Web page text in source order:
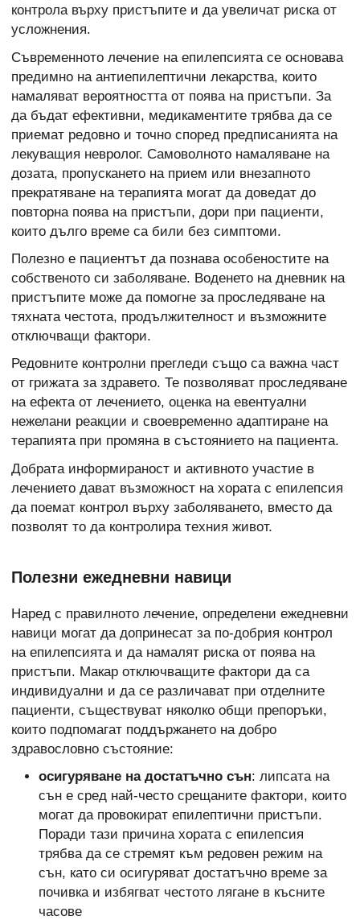
контрола върху пристъпите и да увеличат риска от
усложнения.
Съвременното лечение на епилепсията се основава
предимно на антиепилептични лекарства, които
намаляват вероятността от поява на пристъпи. За
да бъдат ефективни, медикаментите трябва да се
приемат редовно и точно според предписанията на
лекуващия невролог. Самоволното намаляване на
дозата, пропускането на прием или внезапното
прекратяване на терапията могат да доведат до
повторна поява на пристъпи, дори при пациенти,
които дълго време са били без симптоми.
Полезно е пациентът да познава особеностите на
собственото си заболяване. Воденето на дневник на
пристъпите може да помогне за проследяване на
тяхната честота, продължителност и възможните
отключващи фактори.
Редовните контролни прегледи също са важна част
от грижата за здравето. Те позволяват проследяване
на ефекта от лечението, оценка на евентуални
нежелани реакции и своевременно адаптиране на
терапията при промяна в състоянието на пациента.
Добрата информираност и активното участие в
лечението дават възможност на хората с епилепсия
да поемат контрол върху заболяването, вместо да
позволят то да контролира техния живот.
Полезни ежедневни навици
Наред с правилното лечение, определени ежедневни
навици могат да допринесат за по-добрия контрол
на епилепсията и да намалят риска от поява на
пристъпи. Макар отключващите фактори да са
индивидуални и да се различават при отделните
пациенти, съществуват няколко общи препоръки,
които подпомагат поддържането на добро
здравословно състояние:
осигуряване на достатъчно сън: липсата на
сън е сред най-често срещаните фактори, които
могат да провокират епилептични пристъпи.
Поради тази причина хората с епилепсия
трябва да се стремят към редовен режим на
сън, като си осигуряват достатъчно време за
почивка и избягват честото лягане в късните
часове